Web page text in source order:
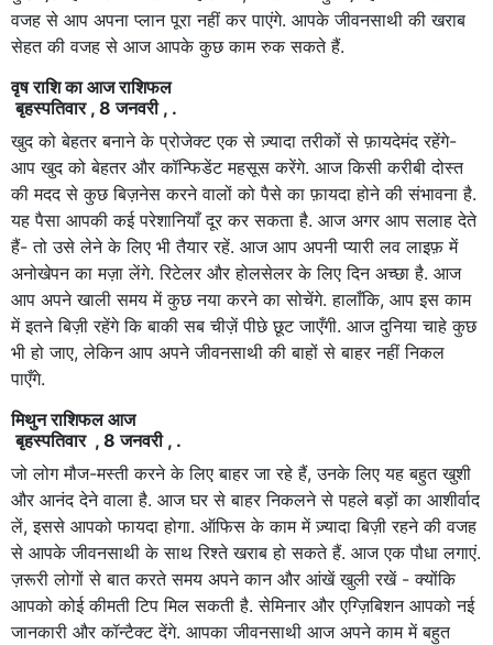
वजह से आप अपना प्लान पूरा नहीं कर पाएंगे. आपके जीवनसाथी की खराब
सेहत की वजह से आज आपके कुछ काम रुक सकते हैं.
वृष राशि का आज राशिफल
बृहस्पतिवार , 8 जनवरी , .
खुद को बेहतर बनाने के प्रोजेक्ट एक से ज़्यादा तरीकों से फ़ायदेमंद रहेंगे-
आप खुद को बेहतर और कॉन्फिडेंट महसूस करेंगे. आज किसी करीबी दोस्त
की मदद से कुछ बिज़नेस करने वालों को पैसे का फ़ायदा होने की संभावना है.
यह पैसा आपकी कई परेशानियाँ दूर कर सकता है. आज अगर आप सलाह देते
हैं- तो उसे लेने के लिए भी तैयार रहें. आज आप अपनी प्यारी लव लाइफ़ में
अनोखेपन का मज़ा लेंगे. रिटेलर और होलसेलर के लिए दिन अच्छा है. आज
आप अपने खाली समय में कुछ नया करने का सोचेंगे. हालाँकि, आप इस काम
में इतने बिज़ी रहेंगे कि बाकी सब चीज़ें पीछे छूट जाएँगी. आज दुनिया चाहे कुछ
भी हो जाए, लेकिन आप अपने जीवनसाथी की बाहों से बाहर नहीं निकल
पाएँगे.
मिथुन राशिफल आज
बृहस्पतिवार , 8 जनवरी , .
जो लोग मौज-मस्ती करने के लिए बाहर जा रहे हैं, उनके लिए यह बहुत खुशी
और आनंद देने वाला है. आज घर से बाहर निकलने से पहले बड़ों का आशीर्वाद
लें, इससे आपको फायदा होगा. ऑफिस के काम में ज़्यादा बिज़ी रहने की वजह
से आपके जीवनसाथी के साथ रिश्ते खराब हो सकते हैं. आज एक पौधा लगाएं.
ज़रूरी लोगों से बात करते समय अपने कान और आंखें खुली रखें - क्योंकि
आपको कोई कीमती टिप मिल सकती है. सेमिनार और एग्ज़िबिशन आपको नई
जानकारी और कॉन्टैक्ट देंगे. आपका जीवनसाथी आज अपने काम में बहुत